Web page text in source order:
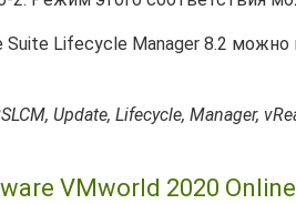
Suite Lifecycle Manager 8.2
Update, Lifecycle, Manager,
VMworld 2020